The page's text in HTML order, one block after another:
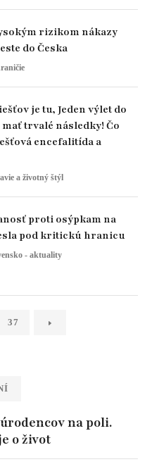
do Česka
trvalé následky! Čo
encefalitída a
a životný štýl
pod kritickú hranicu
- aktuality
37
na poli.
o život